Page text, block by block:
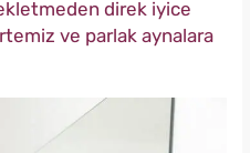
direk iyice
ve parlak aynalara